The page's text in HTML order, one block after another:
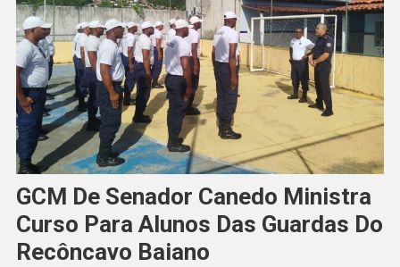
GCM De Senador Canedo Ministra
Curso Para Alunos Das Guardas Do
Recôncavo Baiano